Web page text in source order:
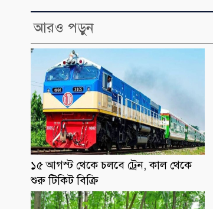
আরও পড়ুন
১৫ আগস্ট থেকে চলবে ট্রেন, কাল থেকে
শুরু টিকিট বিক্রি